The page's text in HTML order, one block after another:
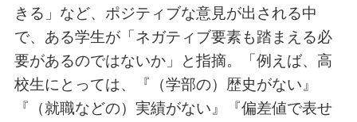
きる」など、ポジティブな意見が出される中
で、ある学生が「ネガティブ要素も踏まえる必
要があるのではないか」と指摘。「例えば、高
校生にとっては、『（学部の）歴史がない』
『（就職などの）実績がない』『偏差値で表せ